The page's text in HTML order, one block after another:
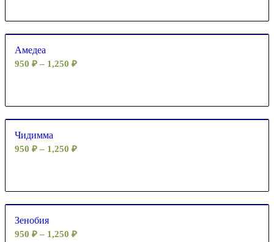
Амедеа
950 ₽ – 1,250 ₽
Чидимма
950 ₽ – 1,250 ₽
Зенобия
950 ₽ – 1,250 ₽